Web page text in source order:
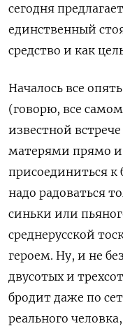
сегодня
единственный
средство и как
Началось все
(говорю, все
известной
матерями прямо и
присоединиться
надо радоваться
синьки или
среднерусской
героем. Ну, и не
двусотых и
бродит даже по
реального